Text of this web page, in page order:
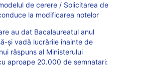
de cerere / Solicitarea de
la modificarea notelor
au dat Bacalaureatul anul
și vadă lucrările înainte de
răspuns al Ministerului
aproape 20.000 de semnatari: